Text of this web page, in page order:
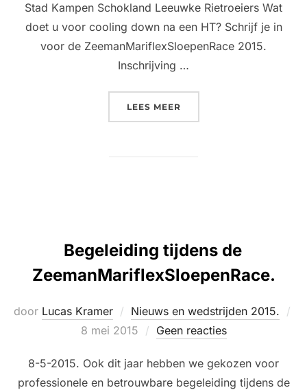
Stad Kampen Schokland Leeuwke Rietroeiers Wat
doet u voor cooling down na een HT? Schrijf je in
voor de ZeemanMariflexSloepenRace 2015.
Inschrijving …
LEES MEER“DEELNEMERS AAN DE
Begeleiding tijdens de
ZeemanMariflexSloepenRace.
door Lucas Kramer
Nieuws en wedstrijden 2015.
Geplaatst
8 mei 2015 Geen reacties
8-5-2015. Ook dit jaar hebben we gekozen voor
professionele en betrouwbare begeleiding tijdens de